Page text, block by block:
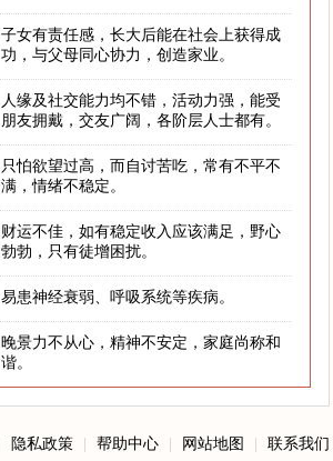
子女有责任感，长大后能在社会上获得成
功，与父母同心协力，创造家业。
人缘及社交能力均不错，活动力强，能受
朋友拥戴，交友广阔，各阶层人士都有。
只怕欲望过高，而自讨苦吃，常有不平不
满，情绪不稳定。
财运不佳，如有稳定收入应该满足，野心
勃勃，只有徒增困扰。
易患神经衰弱、呼吸系统等疾病。
晚景力不从心，精神不安定，家庭尚称和
谐。
隐私政策 帮助中心 网站地图 联系我们